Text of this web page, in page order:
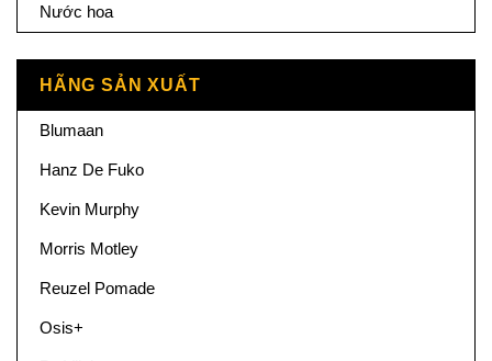
Nước hoa
HÃNG SẢN XUẤT
Blumaan
Hanz De Fuko
Kevin Murphy
Morris Motley
Reuzel Pomade
Osis+